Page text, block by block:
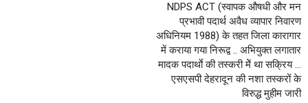
NDPS ACT (स्वापक औषधी और मन
प्रभावी पदार्थ अवैध व्यापार निवारण
अधिनियम 1988) के तहत जिला कारागार
में कराया गया निरूद्व .. अभियुक्त लगातार
मादक पदार्थाे की तस्करी मेें था सक्रिय …
एसएसपी देहरादून की नशा तस्करों के
विरुद्ध मुहीम जारी